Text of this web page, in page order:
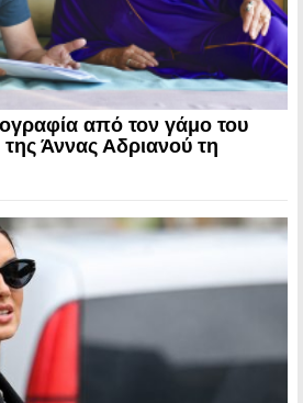
από τον γάμο του
Άννας Αδριανού τη